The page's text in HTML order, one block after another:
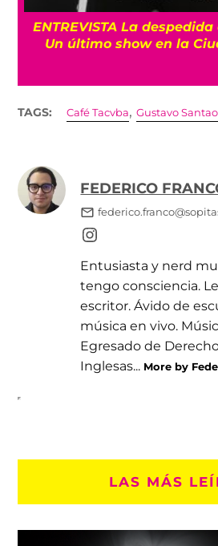
ENTREVISTA La
Un último show en la
TAGS: Café Tacvba,Gustavo
FEDERICO
Entusiasta y nerd
tengo consciencia.
escritor. Ávido de
música en vivo.
Egresado de
Inglesas... More by
LAS MÁS